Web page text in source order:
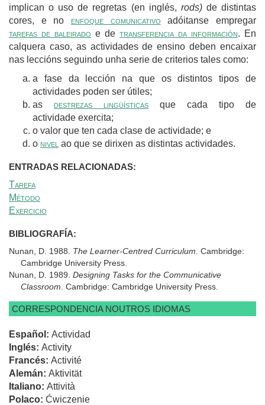
implican o uso de regretas (en inglés, rods)de distintas
cores, e no enfoque comunicativo adóitanse empregar
tarefas de baleirado e de transferencia da información. En
calquera caso, as actividades de ensino deben encaixar
nas leccións seguindo unha serie de criterios tales como:
a fase da lección na que os distintos tipos de
actividades poden ser útiles;
as destrezas lingüísticas que cada tipo de
actividade exercita;
o valor que ten cada clase de actividade; e
o nivel ao que se dirixen as distintas actividades.
ENTRADAS RELACIONADAS:
Tarefa
Método
Exercicio
BIBLIOGRAFÍA:
Nunan, D. 1988. The Learner-Centred Curriculum . Cambridge:
Cambridge University Press.
Nunan, D. 1989. Designing Tasks for the Communicative
Classroom . Cambridge: Cambridge University Press.
CORRESPONDENCIA NOUTROS IDIOMAS
Español: Actividad
Inglés: Activity
Francés: Activité
Alemán: Aktivität
Italiano: Attività
Polaco: Ćwiczenie